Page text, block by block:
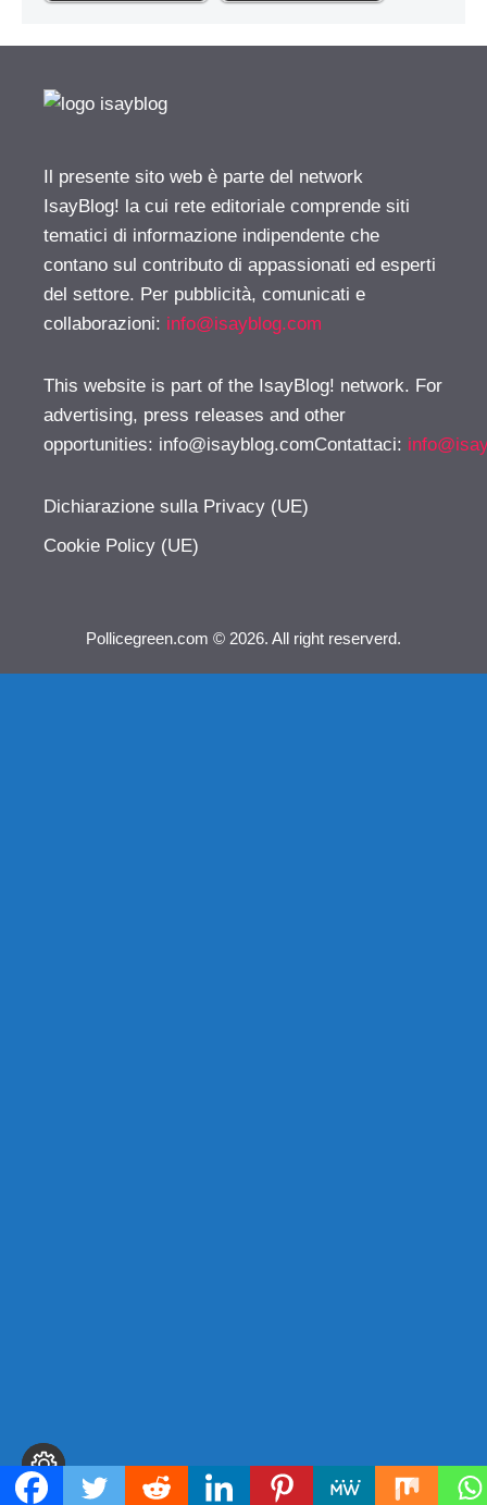
Il presente sito web è parte del network
IsayBlog! la cui rete editoriale comprende siti
tematici di informazione indipendente che
contano sul contributo di appassionati ed esperti
del settore. Per pubblicità, comunicati e
collaborazioni: info@isayblog.com
This website is part of the IsayBlog! network. For
advertising, press releases and other
opportunities: info@isayblog.comContattaci:
Dichiarazione sulla Privacy (UE)
Cookie Policy (UE)
Pollicegreen.com © 2026. All right reserverd.